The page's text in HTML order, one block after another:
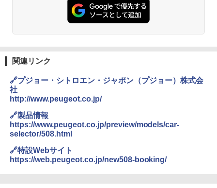
関連リンク
🔗プジョー・シトロエン・ジャポン（プジョー）株式会
社
http://www.peugeot.co.jp/
🔗製品情報
https://www.peugeot.co.jp/preview/models/car-
selector/508.html
🔗特設Webサイト
https://web.peugeot.co.jp/new508-booking/